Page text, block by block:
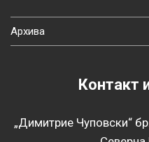
Архива
Контакт
„Димитрие Чуповски“